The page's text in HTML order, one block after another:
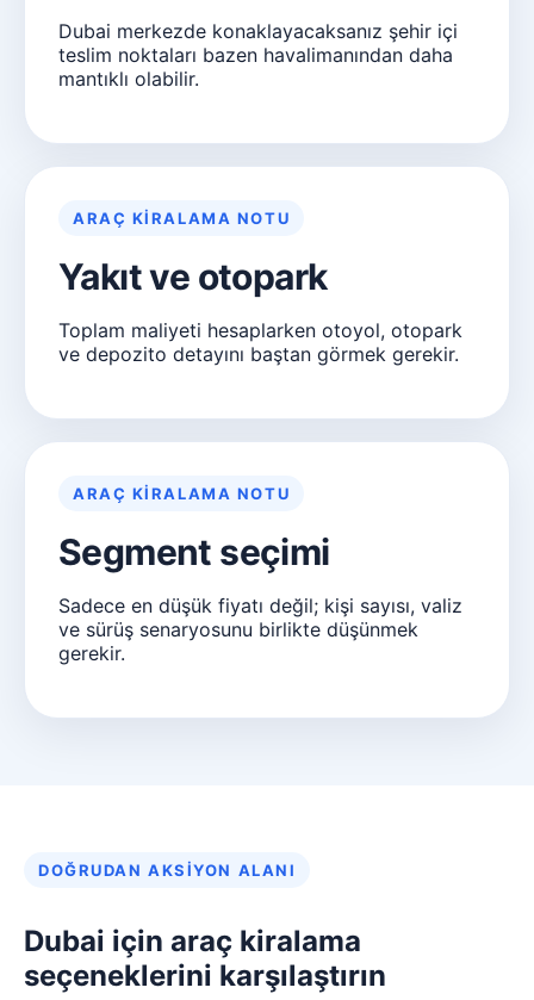
Dubai merkezde konaklayacaksanız şehir içi
teslim noktaları bazen havalimanından daha
mantıklı olabilir.
ARAÇ KIRALAMA NOTU
Yakıt ve otopark
Toplam maliyeti hesaplarken otoyol, otopark
ve depozito detayını baştan görmek gerekir.
ARAÇ KIRALAMA NOTU
Segment seçimi
Sadece en düşük fiyatı değil; kişi sayısı, valiz
ve sürüş senaryosunu birlikte düşünmek
gerekir.
DOĞRUDAN AKSIYON ALANI
Dubai için araç kiralama
seçeneklerini karşılaştırın